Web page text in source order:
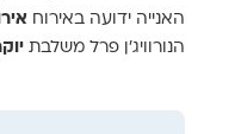
האנייה ידועה באירוח
הנורוויג’ן פרל משלבת